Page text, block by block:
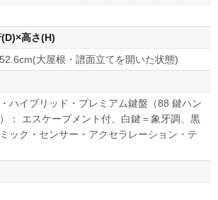
高さ(H)
大屋根・譜面立てを開いた状態)
ハイブリッド・プレミアム鍵盤（88 鍵ハン
： エスケープメント付、白鍵＝象牙調、黒
ック・センサー・アクセラレーション・テ